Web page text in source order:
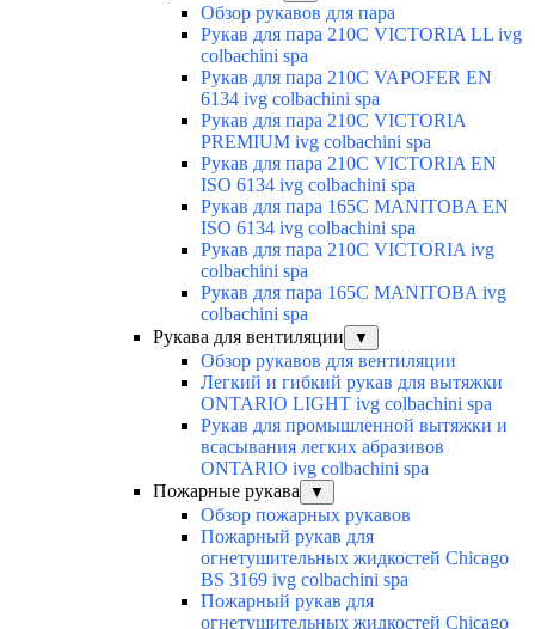
Обзор рукавов для пара
Рукав для пара 210C VICTORIA LL ivg
colbachini spa
Рукав для пара 210C VAPOFER EN
6134 ivg colbachini spa
Рукав для пара 210C VICTORIA
PREMIUM ivg colbachini spa
Рукав для пара 210C VICTORIA EN
ISO 6134 ivg colbachini spa
Рукав для пара 165C MANITOBA EN
ISO 6134 ivg colbachini spa
Рукав для пара 210C VICTORIA ivg
colbachini spa
Рукав для пара 165C MANITOBA ivg
colbachini spa
Рукава для вентиляции
▼
Обзор рукавов для вентиляции
Легкий и гибкий рукав для вытяжки
ONTARIO LIGHT ivg colbachini spa
Рукав для промышленной вытяжки и
всасывания легких абразивов
ONTARIO ivg colbachini spa
Пожарные рукава
▼
Обзор пожарных рукавов
Пожарный рукав для
огнетушительных жидкостей Chicago
BS 3169 ivg colbachini spa
Пожарный рукав для
огнетушительных жидкостей Chicago